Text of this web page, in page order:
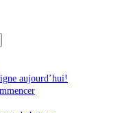
aujourd’hui!